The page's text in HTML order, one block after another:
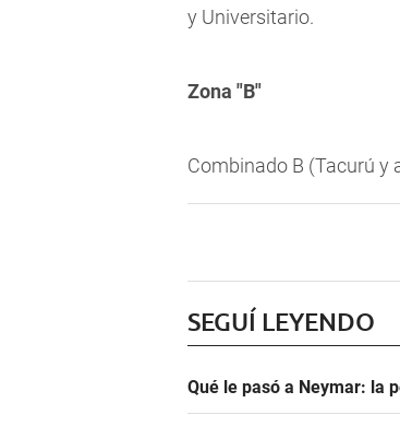
y Universitario.
Zona "B"
Combinado B (Tacurú y
SEGUÍ LEYENDO
Qué le pasó a Neymar: la